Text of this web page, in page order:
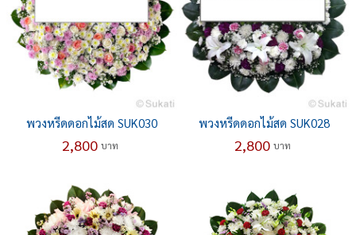
พวงหรีดดอกไม้สด SUK030
2,800 บาท
พวงหรีดดอกไม้สด SUK028
2,800 บาท